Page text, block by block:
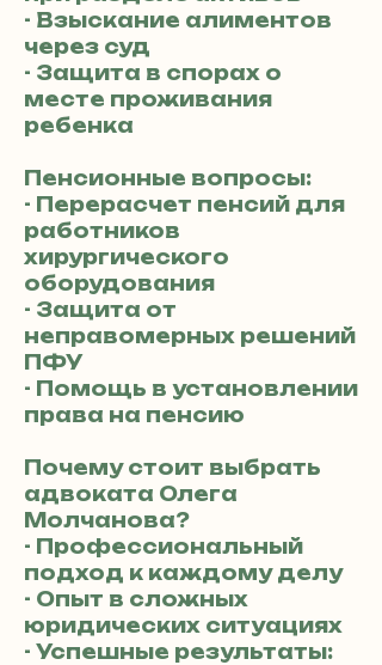
- Взыскание алиментов
через суд
- Защита в спорах о
месте проживания
ребенка
Пенсионные вопросы:
- Перерасчет пенсий для
работников
хирургического
оборудования
- Защита от
неправомерных решений
ПФУ
- Помощь в установлении
права на пенсию
Почему стоит выбрать
адвоката Олега
Молчанова?
- Профессиональный
подход к каждому делу
- Опыт в сложных
юридических ситуациях
- Успешные результаты: